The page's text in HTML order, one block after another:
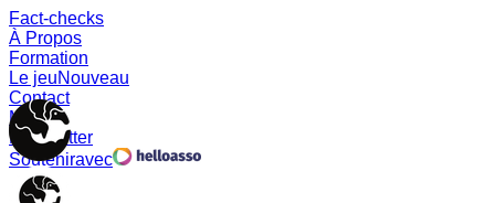
Fact-checks
À Propos
Formation
Le jeuNouveau
Contact
Memes
Newsletter
Souteniravec